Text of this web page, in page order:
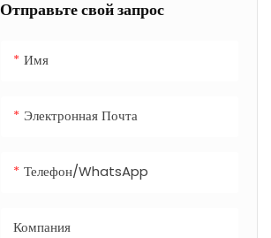
Отправьте свой запрос
Имя
Электронная Почта
Телефон/WhatsApp
Компания